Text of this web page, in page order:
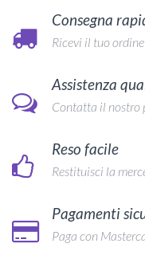
Consegna
Ricevi il tuo
Assistenza
Contatta il nostro
Reso facile
Restituisci la
Pagamenti
Paga con